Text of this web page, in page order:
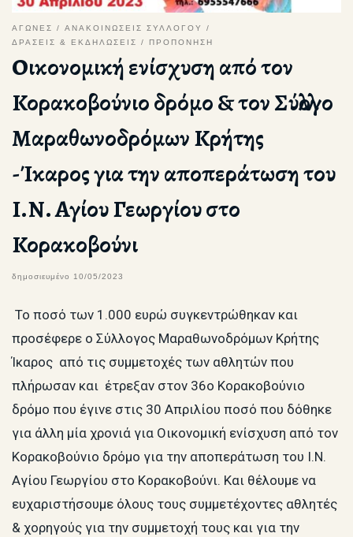
ΑΓΩΝΕΣ
ΑΝΑΚΟΙΝΩΣΕΙΣ ΣΥΛΛΟΓΟΥ
ΔΡΑΣΕΙΣ & ΕΚΔΗΛΩΣΕΙΣ
ΠΡΟΠΟΝΗΣΗ
Οικονομική ενίσχυση από τον
Κορακοβούνιο δρόμο & τον Σύλλογο
Μαραθωνοδρόμων Κρήτης
-Ίκαρος για την αποπεράτωση του
Ι.Ν. Αγίου Γεωργίου στο
Κορακοβούνι
δημοσιευμένο 10/05/2023
Το ποσό των 1.000 ευρώ συγκεντρώθηκαν και
προσέφερε ο Σύλλογος Μαραθωνοδρόμων Κρήτης
Ίκαρος από τις συμμετοχές των αθλητών που
πλήρωσαν και έτρεξαν στον 36ο Κορακοβούνιο
δρόμο που έγινε στις 30 Απριλίου ποσό που δόθηκε
για άλλη μία χρονιά για Οικονομική ενίσχυση από τον
Κορακοβούνιο δρόμο για την αποπεράτωση του Ι.Ν.
Αγίου Γεωργίου στο Κορακοβούνι. Και θέλουμε να
ευχαριστήσουμε όλους τους συμμετέχοντες αθλητές
& χορηγούς για την συμμετοχή τους και για την